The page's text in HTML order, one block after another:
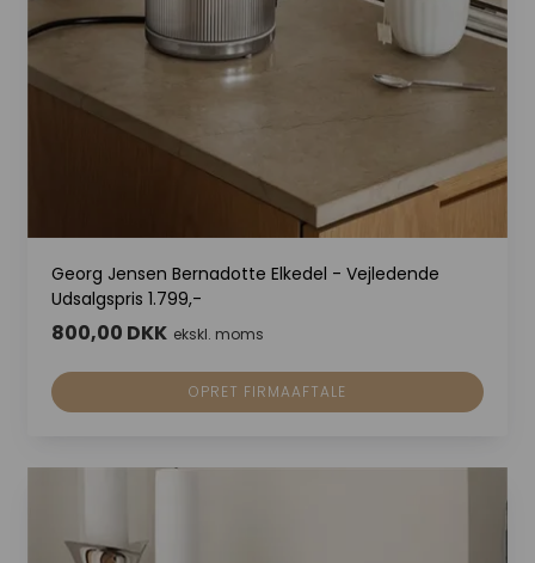
Georg Jensen Bernadotte Elkedel - Vejledende
Udsalgspris 1.799,-
800,00 DKK ekskl. moms
OPRET FIRMAAFTALE